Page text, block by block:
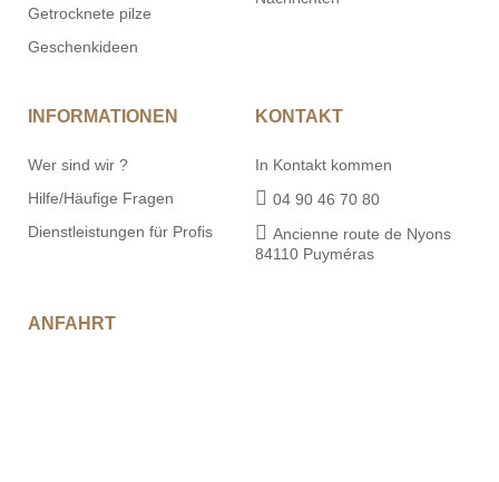
Getrocknete pilze
Geschenkideen
INFORMATIONEN
Wer sind wir ?
Hilfe/Häufige Fragen
Dienstleistungen für Profis
KONTAKT
In Kontakt kommen
04 90 46 70 80
Ancienne route de Nyons
84110 Puyméras
ANFAHRT